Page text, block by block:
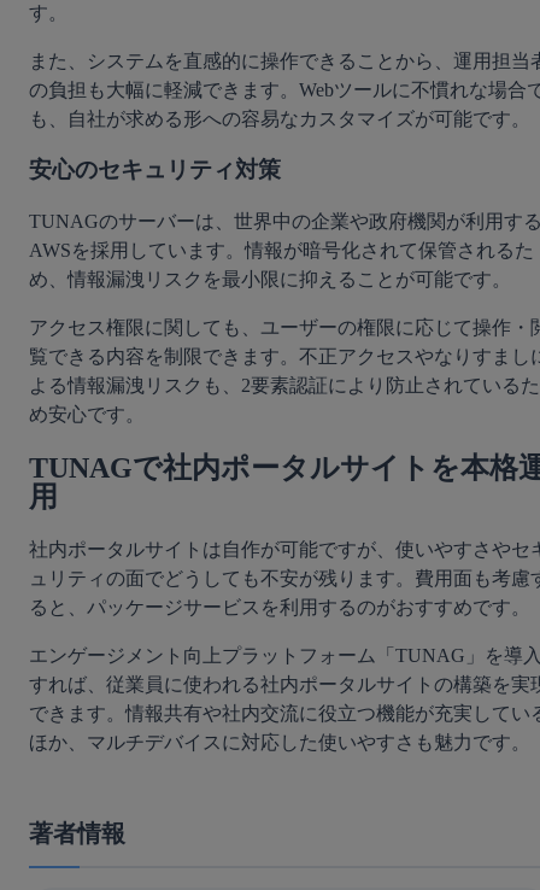
す。
また、システムを直感的に操作できることから、運用担当
の負担も大幅に軽減できます。Webツールに不慣れな場合
も、自社が求める形への容易なカスタマイズが可能です。
安心のセキュリティ対策
TUNAGのサーバーは、世界中の企業や政府機関が利用す
AWSを採用しています。情報が暗号化されて保管されるた
め、情報漏洩リスクを最小限に抑えることが可能です。
アクセス権限に関しても、ユーザーの権限に応じて操作・
覧できる内容を制限できます。不正アクセスやなりすまし
よる情報漏洩リスクも、2要素認証により防止されているた
め安心です。
TUNAGで社内ポータルサイトを本格
用
社内ポータルサイトは自作が可能ですが、使いやすさやセ
ュリティの面でどうしても不安が残ります。費用面も考慮
ると、パッケージサービスを利用するのがおすすめです。
エンゲージメント向上プラットフォーム「TUNAG」を導
すれば、従業員に使われる社内ポータルサイトの構築を実
できます。情報共有や社内交流に役立つ機能が充実してい
ほか、マルチデバイスに対応した使いやすさも魅力です。
著者情報